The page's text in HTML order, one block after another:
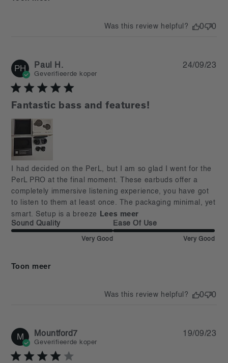
Was this review helpful? 0 0
PH Paul H.
Geverifieerde koper
Fantastic bass and features!
I had decided on the PerL, but I am so glad I went for the
PerL PRO at the final moment. These earbuds offer a
completely immersive listening experience, you have got
to listen to them at least once. The packaging minimal, yet
smart. Setup is a breeze Lees meer
read more about review content I had decided on the
PerL, but
Sound Quality
Very Good
Ease Of Use
Very Good
Toon meer
24/09/23
Was this review helpful? 0 0
M Mountford7
Geverifieerde koper
19/09/23